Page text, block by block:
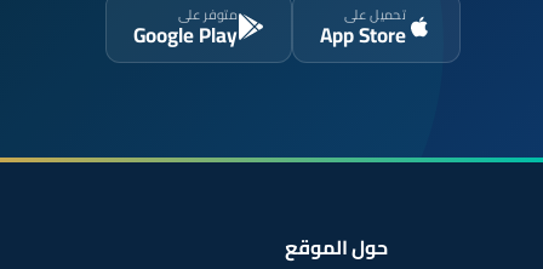
تحميل على
App Store
متوفر على
Google Play
حول الموقع